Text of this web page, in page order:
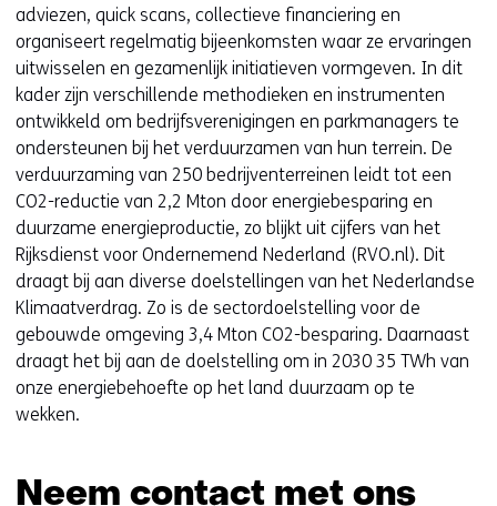
adviezen, quick scans, collectieve financiering en
organiseert regelmatig bijeenkomsten waar ze ervaringen
uitwisselen en gezamenlijk initiatieven vormgeven. In dit
kader zijn verschillende methodieken en instrumenten
ontwikkeld om bedrijfsverenigingen en parkmanagers te
ondersteunen bij het verduurzamen van hun terrein. De
verduurzaming van 250 bedrijventerreinen leidt tot een
CO2-reductie van 2,2 Mton door energiebesparing en
duurzame energieproductie, zo blijkt uit cijfers van het
Rijksdienst voor Ondernemend Nederland (RVO.nl). Dit
draagt bij aan diverse doelstellingen van het Nederlandse
Klimaatverdrag. Zo is de sectordoelstelling voor de
gebouwde omgeving 3,4 Mton CO2-besparing. Daarnaast
draagt het bij aan de doelstelling om in 2030 35 TWh van
onze energiebehoefte op het land duurzaam op te
wekken.
Neem contact met ons